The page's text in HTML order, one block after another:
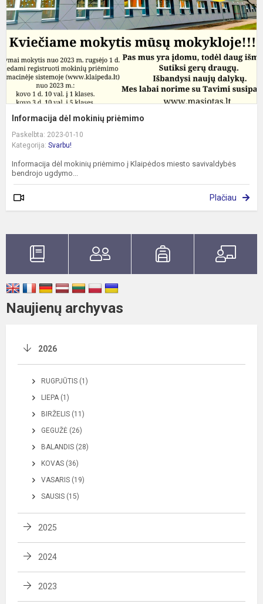
Informacija dėl mokinių priėmimo
Paskelbta: 2023-01-10
Kategorija: Svarbu!
Informacija dėl mokinių priėmimo į Klaipėdos miesto savivaldybės
bendrojo ugdymo...
Plačiau
Naujienų archyvas
2026
RUGPJŪTIS (1)
LIEPA (1)
BIRŽELIS (11)
GEGUŽĖ (26)
BALANDIS (28)
KOVAS (36)
VASARIS (19)
SAUSIS (15)
2025
2024
2023